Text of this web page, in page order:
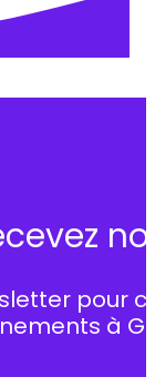
pour
à